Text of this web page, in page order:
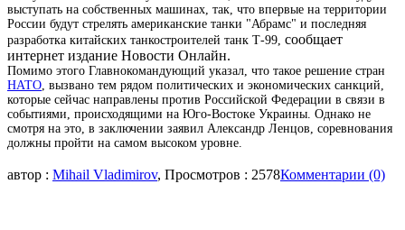
выступать на собственных машинах, так, что впервые на территории
России будут стрелять американские танки "Абрамс" и последняя
разработка китайских танкостроителей танк Т-99, сообщает
интернет издание Новости Онлайн.
Помимо этого Главнокомандующий указал, что такое решение стран
НАТО, вызвано тем рядом политических и экономических санкций,
которые сейчас направлены против Российской Федерации в связи в
событиями, происходящими на Юго-Востоке Украины. Однако не
смотря на это, в заключении заявил Александр Ленцов, соревнования
должны пройти на самом высоком уровне.
автор : Mihail Vladimirov, Просмотров : 2578Комментарии (0)